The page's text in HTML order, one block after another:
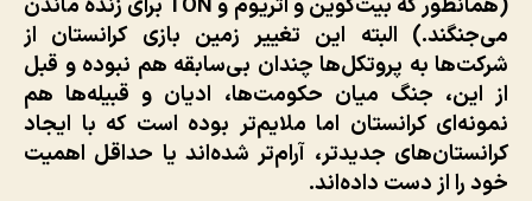
می‌جنگند.) البته این تغییر زمین بازی کرانستان از
شرکت‌ها به پروتکل‌ها چندان بی‌سابقه هم نبوده و قبل
از این، جنگ میان حکومت‌ها، ادیان و قبیله‌ها هم
نمونه‌ای کرانستان اما ملایم‌تر بوده است که با ایجاد
کرانستان‌های جدیدتر، آرام‌تر شده‌اند یا حداقل اهمیت
خود را از دست داده‌اند.